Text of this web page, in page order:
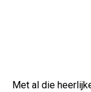
Met al die